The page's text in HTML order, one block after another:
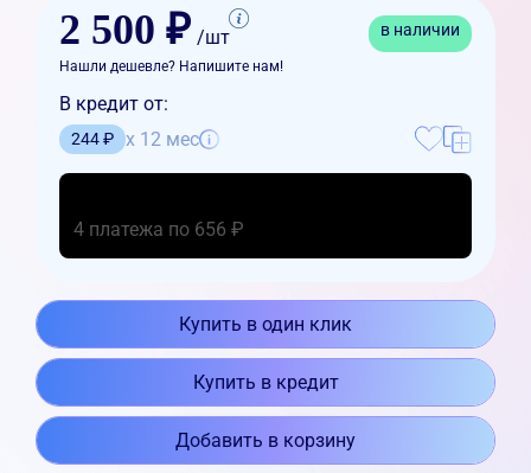
2 500 ₽ /шт в наличии
Нашли дешевле? Напишите нам!
В кредит от:
244 ₽ x 12 мес
4 платежа по 656 ₽
Купить в один клик
Купить в кредит
Добавить в корзину